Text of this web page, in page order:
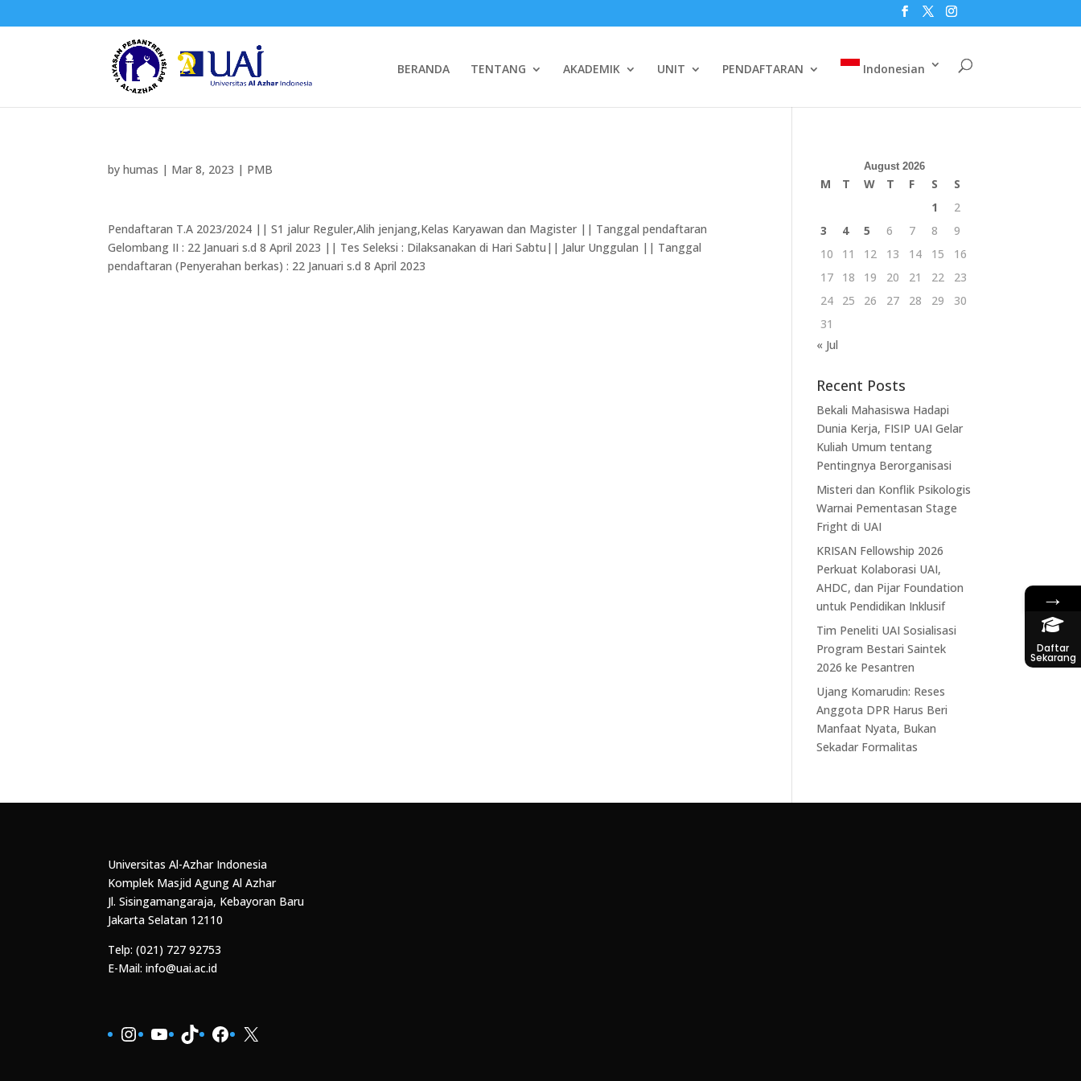
BERANDA TENTANG AKADEMIK UNIT PENDAFTARAN Indonesian
byhumas | Mar 8, 2023 | PMB
Pendaftaran T.A 2023/2024 || S1 jalur Reguler,Alih jenjang,Kelas Karyawan dan Magister || Tanggal pendaftaran
Gelombang II : 22 Januari s.d 8 April 2023 || Tes Seleksi : Dilaksanakan di Hari Sabtu|| Jalur Unggulan || Tanggal
pendaftaran (Penyerahan berkas) : 22 Januari s.d 8 April 2023
August 2026
M T W T F S
S
1
2
3
4 5 6 7 8
9
10
11 12 13 14 15
16
17
18 19 20 21 22
23
24
25 26 27 28 29
30
31
« Jul
Recent Posts
Bekali Mahasiswa Hadapi
Dunia Kerja, FISIP UAI Gelar
Kuliah Umum tentang
Pentingnya Berorganisasi
Misteri dan Konflik Psikologis
Warnai Pementasan Stage
Fright di UAI
KRISAN Fellowship 2026
Perkuat Kolaborasi UAI,
AHDC, dan Pijar Foundation
untuk Pendidikan Inklusif
Tim Peneliti UAI Sosialisasi
Program Bestari Saintek
2026 ke Pesantren
Ujang Komarudin: Reses
Anggota DPR Harus Beri
Manfaat Nyata, Bukan
Sekadar Formalitas
Universitas Al-Azhar Indonesia
Komplek Masjid Agung Al Azhar
Jl. Sisingamangaraja, Kebayoran Baru
Jakarta Selatan 12110
Telp: (021) 727 92753
E-Mail: info@uai.ac.id
Instagram
YouTube
TikTokFacebook
X
→
Daftar
Sekarang